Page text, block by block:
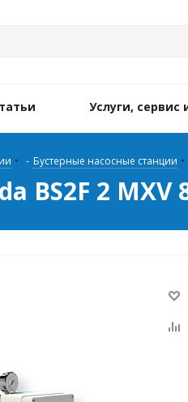
Услуги, сервис
- Бустерные насосные станции
BS2F 2 MXV